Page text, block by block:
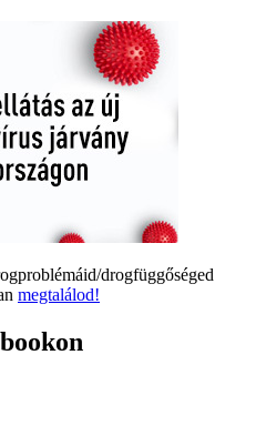
drogfüggőséged
megtalálod!